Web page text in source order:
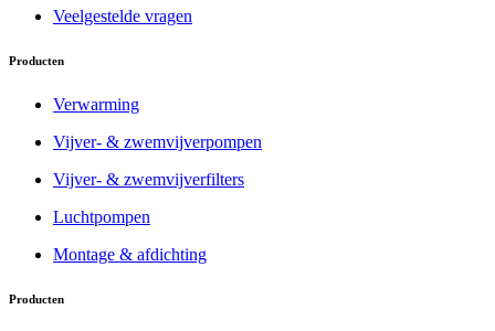
Veelgestelde vragen
Producten
Verwarming
Vijver- & zwemvijverpompen
Vijver- & zwemvijverfilters
Luchtpompen
Montage & afdichting
Producten